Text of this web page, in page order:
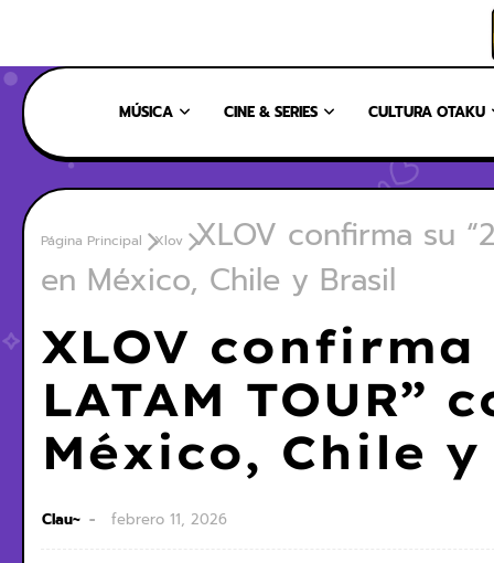
MÚSICA CINE & SERIES CULTURA OTAKU
Página Principal Xlov
XLOV confirma su
en México, Chile y Brasil
XLOV confirma
LATAM TOUR”
México, Chile
Clau~ febrero 11, 2026